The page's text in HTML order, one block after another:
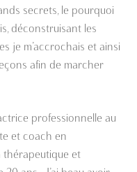
secrets, le pourquoi
déconstruisant les
je m’accrochais et ainsi
afin de marcher
professionnelle au
et coach en
thérapeutique et